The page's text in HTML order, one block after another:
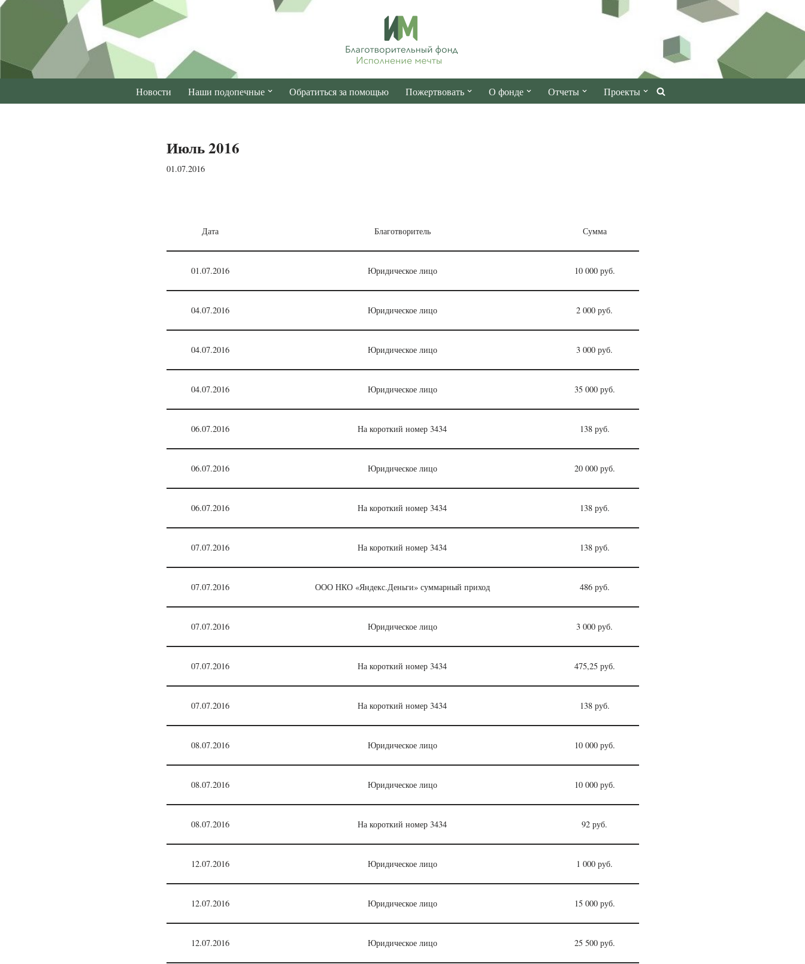
содержимому
Новости Наши подопечные Обратиться за помощью Пожертвовать О фонде Отчеты Проекты
Июль 2016
01.07.2016
Дата Благотворитель Сумма
01.07.2016 Юридическое лицо 10 000 руб.
04.07.2016 Юридическое лицо 2 000 руб.
04.07.2016 Юридическое лицо 3 000 руб.
04.07.2016 Юридическое лицо 35 000 руб.
06.07.2016 На короткий номер 3434 138 руб.
06.07.2016 Юридическое лицо 20 000 руб.
06.07.2016 На короткий номер 3434 138 руб.
07.07.2016 На короткий номер 3434 138 руб.
07.07.2016 ООО НКО «Яндекс.Деньги» суммарный приход 486 руб.
07.07.2016 Юридическое лицо 3 000 руб.
07.07.2016 На короткий номер 3434 475,25 руб.
07.07.2016 На короткий номер 3434 138 руб.
08.07.2016 Юридическое лицо 10 000 руб.
08.07.2016 Юридическое лицо 10 000 руб.
08.07.2016 На короткий номер 3434 92 руб.
12.07.2016 Юридическое лицо 1 000 руб.
12.07.2016 Юридическое лицо 15 000 руб.
12.07.2016 Юридическое лицо 25 500 руб.